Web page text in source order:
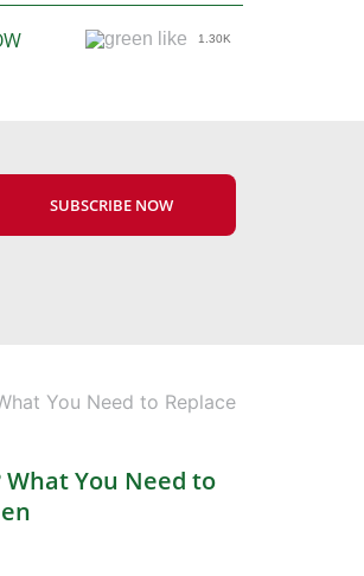
1.30K
What You Need to